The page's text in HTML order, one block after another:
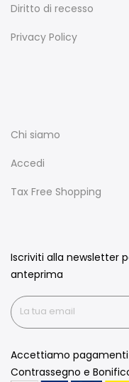
Diritto di recesso
Privacy Policy
Chi siamo
Accedi
Tax Free Shopping
Iscriviti alla newsletter
anteprima
Accettiamo
Contrassegno e